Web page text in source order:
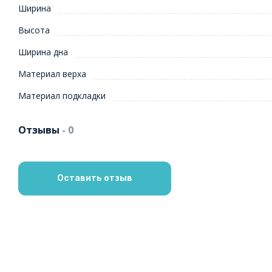
Ширина
Высота
Ширина дна
Материал верха
Материал подкладки
Отзывы - 0
Оставить отзыв